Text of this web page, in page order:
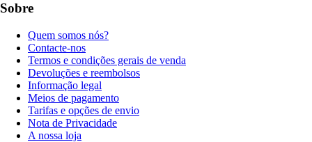
Sobre
Quem somos nós?
Contacte-nos
Termos e condições gerais de venda
Devoluções e reembolsos
Informação legal
Meios de pagamento
Tarifas e opções de envio
Nota de Privacidade
A nossa loja